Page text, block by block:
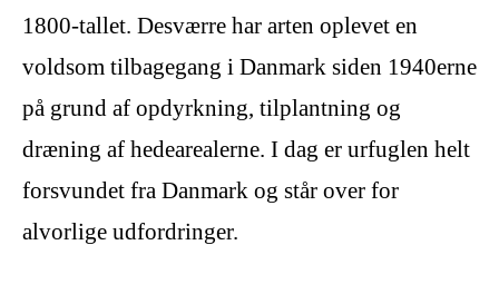
1800-tallet. Desværre har arten oplevet en
voldsom tilbagegang i Danmark siden 1940erne
på grund af opdyrkning, tilplantning og
dræning af hedearealerne. I dag er urfuglen helt
forsvundet fra Danmark og står over for
alvorlige udfordringer.